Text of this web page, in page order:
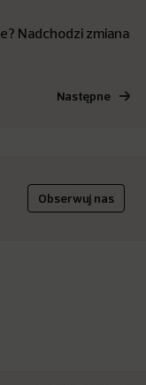
Nadchodzi zmiana
Następne
Obserwuj nas